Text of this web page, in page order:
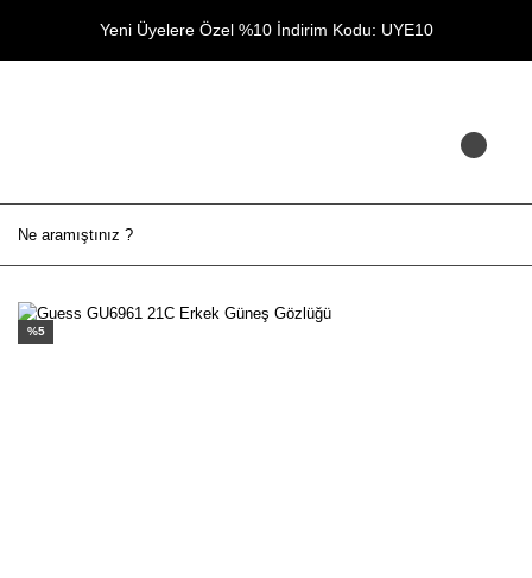
Yeni Üyelere Özel %10 İndirim Kodu: UYE10
%5